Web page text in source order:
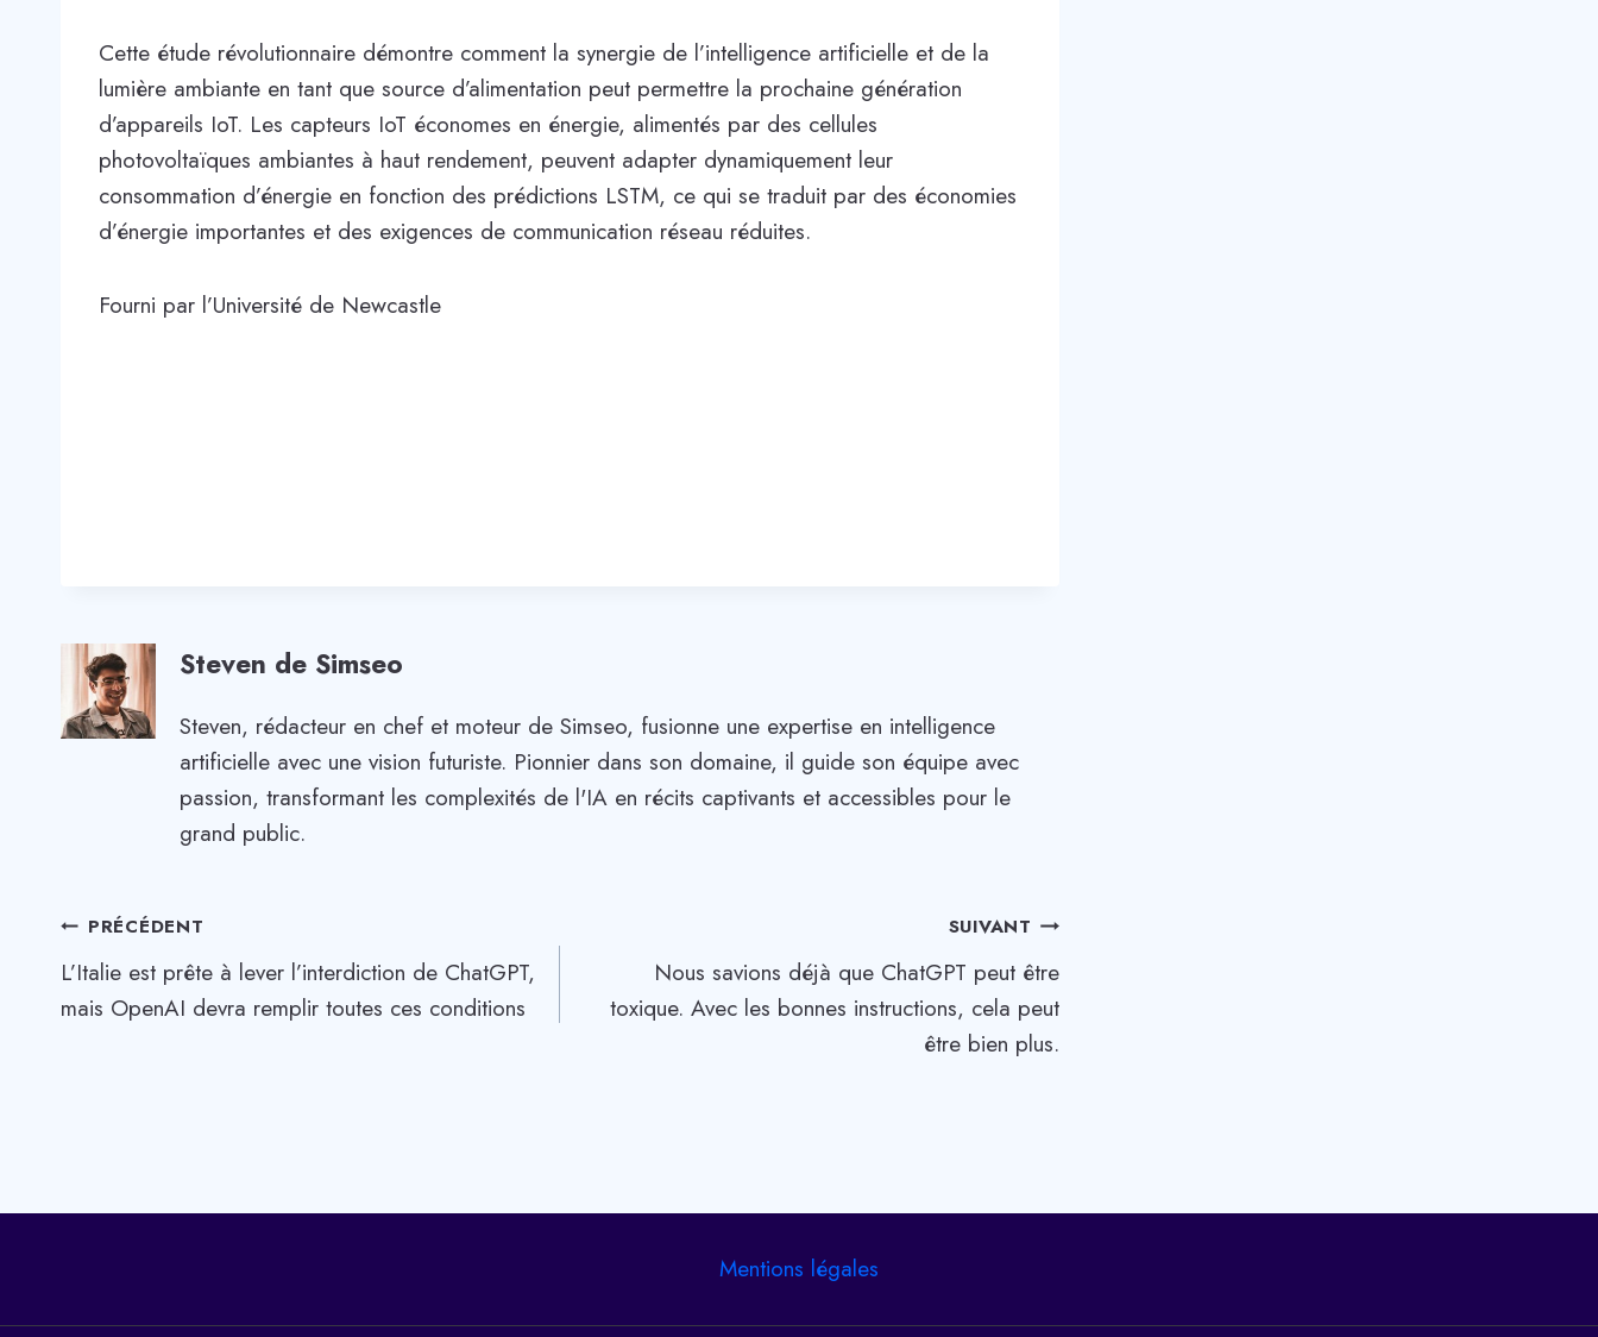
Cette étude révolutionnaire démontre comment la synergie de l’intelligence artificielle et de la
lumière ambiante en tant que source d’alimentation peut permettre la prochaine génération
d’appareils IoT. Les capteurs IoT économes en énergie, alimentés par des cellules
photovoltaïques ambiantes à haut rendement, peuvent adapter dynamiquement leur
consommation d’énergie en fonction des prédictions LSTM, ce qui se traduit par des économies
d’énergie importantes et des exigences de communication réseau réduites.
Fourni par l’Université de Newcastle
Steven de Simseo
Steven, rédacteur en chef et moteur de Simseo, fusionne une expertise en intelligence
artificielle avec une vision futuriste. Pionnier dans son domaine, il guide son équipe avec
passion, transformant les complexités de l'IA en récits captivants et accessibles pour le
grand public.
Navigation
de
l’article
PRÉCÉDENT
L’Italie est prête à lever l’interdiction de ChatGPT,
mais OpenAI devra remplir toutes ces conditions
SUIVANT
Nous savions déjà que ChatGPT peut être
toxique. Avec les bonnes instructions, cela peut
être bien plus.
Mentions légales